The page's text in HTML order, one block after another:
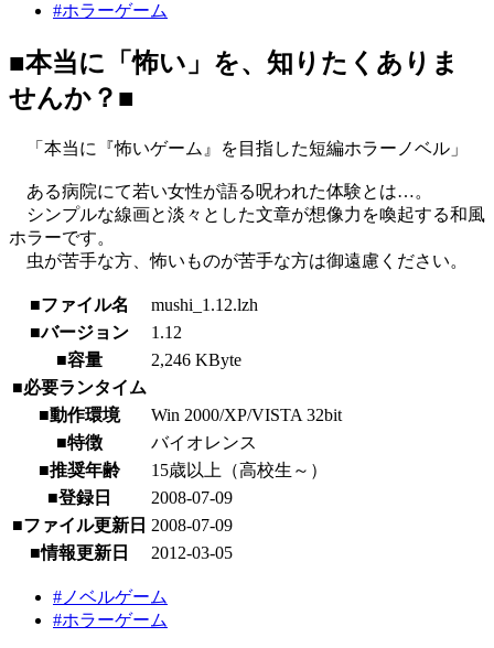
#ホラーゲーム
■本当に「怖い」を、知りたくありま
せんか？■
「本当に『怖いゲーム』を目指した短編ホラーノベル」
ある病院にて若い女性が語る呪われた体験とは…。
シンプルな線画と淡々とした文章が想像力を喚起する和風
ホラーです。
虫が苦手な方、怖いものが苦手な方は御遠慮ください。
■ファイル名
mushi_1.12.lzh
■バージョン
1.12
■容量
2,246 KByte
■必要ランタイム
■動作環境
Win 2000/XP/VISTA 32bit
■特徴
バイオレンス
■推奨年齢
15歳以上（高校生～）
■登録日
2008-07-09
■ファイル更新日 2008-07-09
■情報更新日
2012-03-05
#ノベルゲーム
#ホラーゲーム